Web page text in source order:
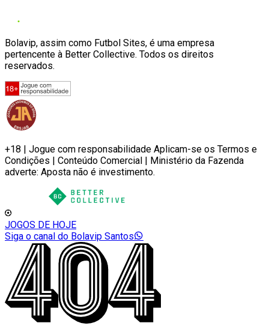
Bolavip, assim como Futbol Sites, é uma empresa
pertencente à Better Collective. Todos os direitos
reservados.
+18 | Jogue com responsabilidade Aplicam-se os Termos e
Condições | Conteúdo Comercial | Ministério da Fazenda
adverte: Aposta não é investimento.
JOGOS DE HOJE
Siga o canal do Bolavip Santos